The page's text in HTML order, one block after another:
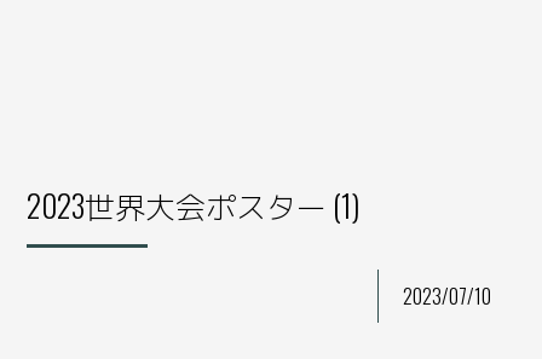
2023世界大会ポスター (1)
2023/07/10